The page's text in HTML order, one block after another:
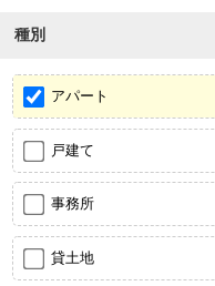
種別
アパート
戸建て
事務所
貸土地